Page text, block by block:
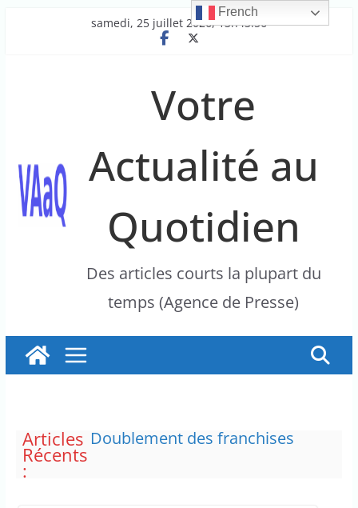
samedi, 25 juillet 2026, 13h43:56
Votre
Actualité au
Quotidien
Des articles courts la plupart du
temps (Agence de Presse)
Articles
Récents
:
La justice dit non à la chasse
“illimitée” aux sangliers
French